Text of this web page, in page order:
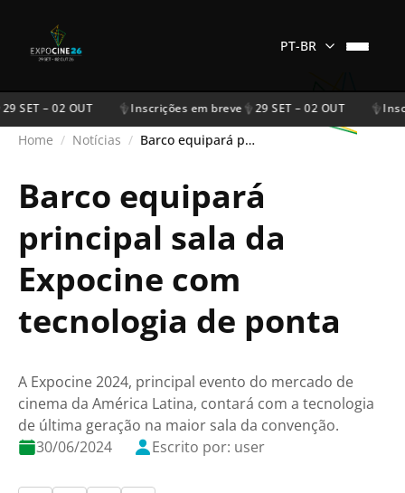
PT-BR
SET – 02 OUT Inscrições em breve 29 SET – 02 OUT
Home / Notícias / Barco equipará principal sala da Expocine com tecnologia de ponta
Barco equipará
principal sala da
Expocine com
tecnologia de ponta
A Expocine 2024, principal evento do mercado de
cinema da América Latina, contará com a tecnologia
de última geração na maior sala da convenção.
30/06/2024
Escrito por: user